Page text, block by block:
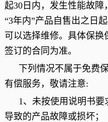
起30日内，发生性能故
“3年内”产品自售出之日
可以选择维修。具体保
签订的合同为准。
下列情况不属于免费
有偿服务，敬请注意:
1、未按使用说明书
导致的产品故障或损坏；